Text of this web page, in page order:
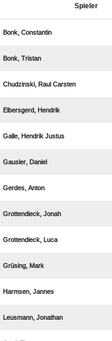
Spieler
 
 
  
 
  
 
 
 
 
 
 
 